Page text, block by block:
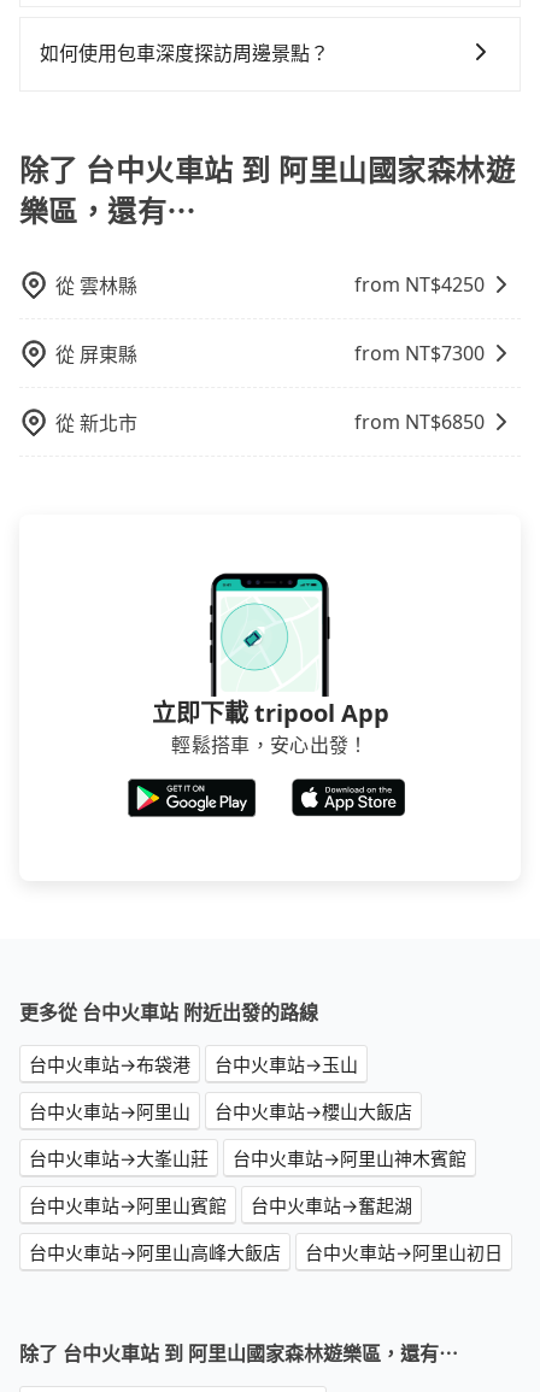
小的風險。最後，雖然路邊隨租隨還看似方便，但實際
無隱藏費用，且還提供優於其他業者更彈性的取消政
tripool旅步絕對是您值得信任的不二選擇！
原因，司機有權拒絕服務： 1) 當日搭車人數或行李超過
童的安全，依道路交通安全規則規定，四歲以下的孩童
必須乘坐兒童座椅。 3) 搭乘寵物友善專車卻沒有裝籠。
避免影響行車安全，請您務將寵物置入提籠或提袋內。
如何使用包車深度探訪周邊景點？
的節奏和時間進行遊覽。除了景點本身，還可以體驗周
邊的文化和風俗，品嚐當地的美食，與當地人交流，深
入體驗當地的生活和文化。在探訪景點時，可以積極尋
和內幕，並且可以在旅途中收集更多的故事和經驗，豐
富自己的旅程。
除了 台中火車站 到 阿里山國家森林遊
樂區，還有⋯
從雲林縣 from NT$4250
從 屏東縣 from NT$7300
從新北市 from NT$6850
立即下載 tripool App
輕鬆搭車，安心出發！
更多從 台中火車站 附近出發的路線
台中火車站→布袋港
台中火車站→玉山
台中火車站→阿里山
台中火車站→櫻山大飯店
台中火車站→大峯山莊
台中火車站→阿里山神木賓館
台中火車站→阿里山賓館
台中火車站→奮起湖
台中火車站→阿里山高峰大飯店
台中火車站→阿里山初日
除了 台中火車站 到 阿里山國家森林遊樂區，還有⋯